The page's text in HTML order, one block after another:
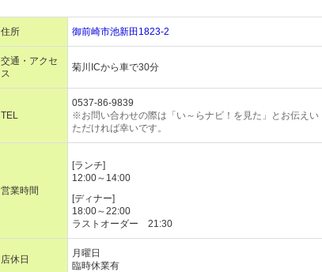
住所 御前崎市池新田1823-2
交通・アクセ
ス
菊川ICから車で30分
TEL
0537-86-9839
※お問い合わせの際は「い～らナビ！を見た」とお伝えい
ただければ幸いです。
営業時間
[ランチ]
12:00～14:00
[ディナー]
18:00～22:00
ラストオーダー 21:30
店休日
月曜日
臨時休業有